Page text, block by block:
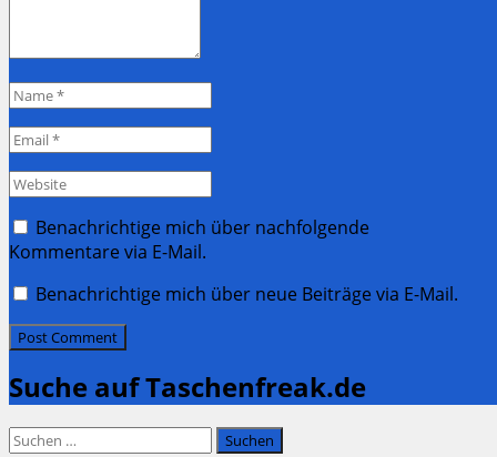
Name
Email
Website
Benachrichtige mich über nachfolgende
Kommentare via E-Mail.
Benachrichtige mich über neue Beiträge via E-Mail.
Suche auf Taschenfreak.de
Suchen